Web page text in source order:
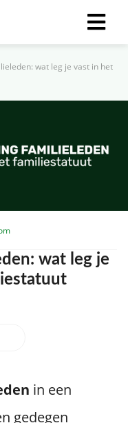
wat leg je vast in het
wat leg je
in een
gedegen